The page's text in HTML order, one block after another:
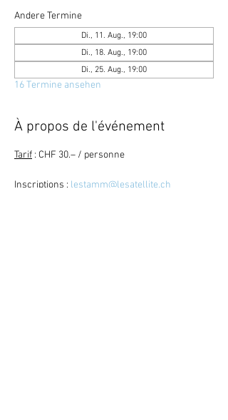
Andere Termine
Di., 11. Aug., 19:00
Di., 18. Aug., 19:00
Di., 25. Aug., 19:00
16 Termine ansehen
À propos de l'événement
Tarif : CHF 30.– / personne
Inscriptions : lestamm@lesatellite.ch